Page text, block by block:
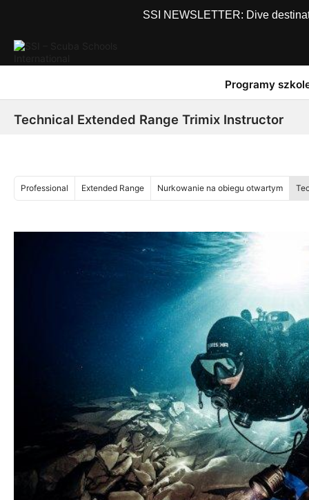
SSI NEWSLETTER: Dive
Programy
Technical Extended Range Trimix Instructor
Professional Extended Range Nurkowanie na obiegu otwartym